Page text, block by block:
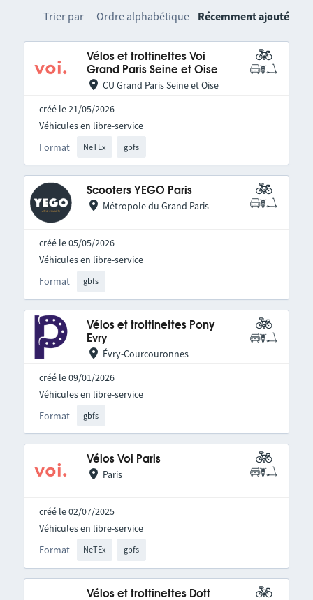
Trier par Ordre alphabétique Récemment ajouté
Vélos et trottinettes Voi
Grand Paris Seine et Oise
CU Grand Paris Seine et Oise
créé le 21/05/2026
Format NeTEx gbfs
Véhicules en libre-service
Scooters YEGO Paris
Métropole du Grand Paris
créé le 05/05/2026
Format gbfs
Véhicules en libre-service
Vélos et trottinettes Pony
Evry
Évry-Courcouronnes
créé le 09/01/2026
Format gbfs
Véhicules en libre-service
Vélos Voi Paris
Paris
créé le 02/07/2025
Format NeTEx gbfs
Véhicules en libre-service
Vélos et trottinettes Dott